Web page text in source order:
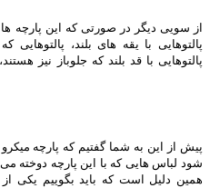
از سویی دیگر در صورتی که این پارچه ها
پالتوهایی با یقه های بلند،
پالتوهایی با قد بلند که جلوباز نیز
پیش از این به شما گفتیم که پارچه
شود لباس هایی که با این پارچه دوخته
همین دلیل است که باید بگوییم یکی از